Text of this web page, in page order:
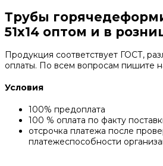
Трубы
51х14 оптом и в
Продукция соответствует ГОСТ,
оплаты. По всем вопросам пишите
Условия
100% предоплата
100 % оплата по факту
отсрочка платежа после
платежеспособности